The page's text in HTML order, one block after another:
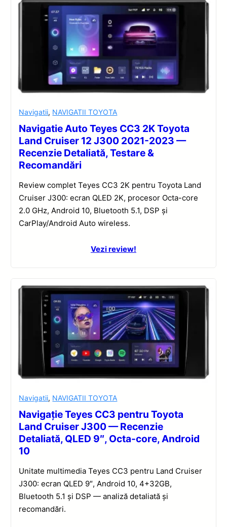
Navigatii, NAVIGATII TOYOTA
Navigatie Auto Teyes CC3 2K Toyota
Land Cruiser 12 J300 2021-2023 —
Recenzie Detaliată, Testare &
Recomandări
Review complet Teyes CC3 2K pentru Toyota Land
Cruiser J300: ecran QLED 2K, procesor Octa-core
2.0 GHz, Android 10, Bluetooth 5.1, DSP și
CarPlay/Android Auto wireless.
Vezi review!
Navigatii, NAVIGATII TOYOTA
Navigație Teyes CC3 pentru Toyota
Land Cruiser J300 — Recenzie
Detaliată, QLED 9″, Octa-core, Android
10
Unitate multimedia Teyes CC3 pentru Land Cruiser
J300: ecran QLED 9″, Android 10, 4+32GB,
Bluetooth 5.1 și DSP — analiză detaliată și
recomandări.